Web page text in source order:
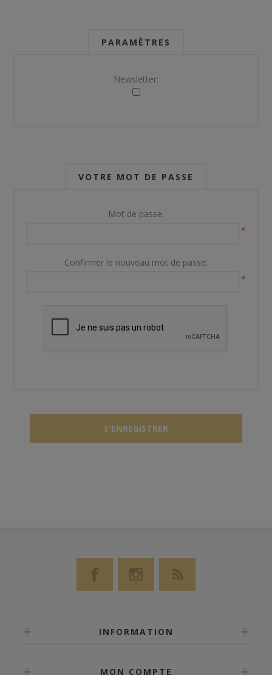
PARAMÈTRES
Newsletter:
VOTRE MOT DE PASSE
Mot de passe:
*
Confirmer le nouveau mot de passe:
*
INFORMATION
MON COMPTE